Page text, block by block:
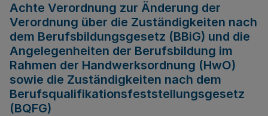
Achte Verordnung zur Änderung der
Verordnung über die Zuständigkeiten nach
dem Berufsbildungsgesetz (BBiG) und die
Angelegenheiten der Berufsbildung im
Rahmen der Handwerksordnung (HwO)
sowie die Zuständigkeiten nach dem
Berufsqualifikationsfeststellungsgesetz
(BQFG)